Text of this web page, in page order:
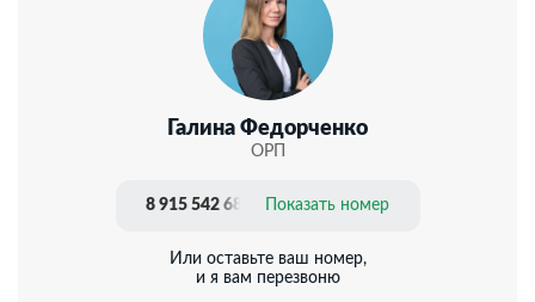
Галина Федорченко
ОРП
8 915 542 68 21 Показать номер
Или оставьте ваш номер,
и я вам перезвоню